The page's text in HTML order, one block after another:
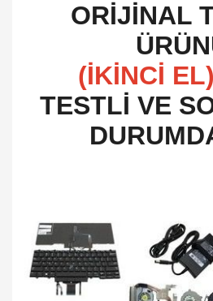
ORİJİNAL
(İKİNCİ EL)
TESTLİ VE